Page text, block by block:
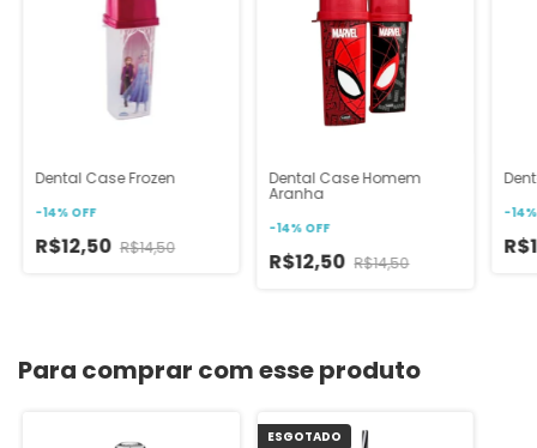
Dental Case Frozen
-14% OFF
R$12,50 R$14,50
Dental Case Homem
Aranha
-14% OFF
R$12,50 R$14,50
-14
Para comprar com esse produto
ESGOTADO